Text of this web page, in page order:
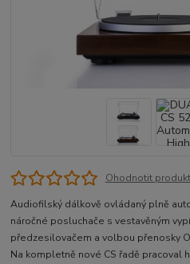
Ohodnotit produkt
Audiofilský dálkově ovládaný plně
náročné posluchače s vestavěným
předzesilovačem a volbou
Na kompletně nové CS řadě pracoval